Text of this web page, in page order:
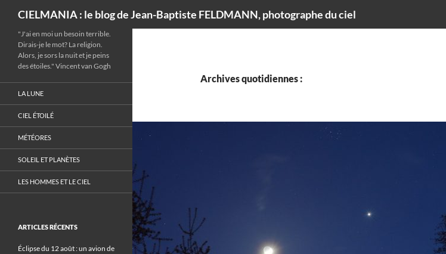
CIELMANIA : le blog de Jean-Baptiste FELDMANN, photographe du ciel
Archives quotidiennes :
"J'ai en moi un besoin terrible.
Dirais-je le mot? La religion.
Alors, je sors la nuit et je peins
des étoiles." Vincent van Gogh
LA LUNE
CIEL ÉTOILÉ
MÉTÉORES
SOLEIL ET PLANÈTES
LES HOMMES ET LE CIEL
ARTICLES RÉCENTS
Éclipse du 12 août : un avion de